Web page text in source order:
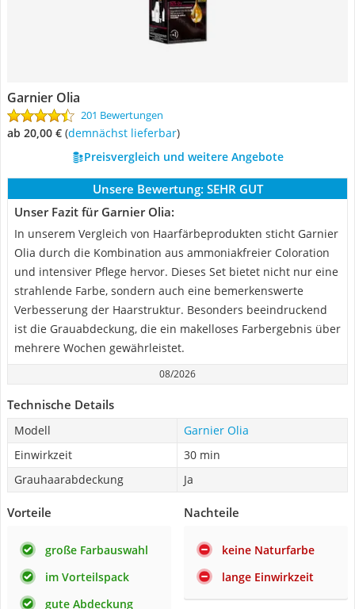
Garnier Olia
201 Bewertungen
ab 20,00 € ( Demnächst lieferbar)
Preisvergleich und weitere Angebote
Unsere Bewertung: SEHR GUT
Unser Fazit für Garnier Olia:
In unserem Vergleich von Haarfärbeprodukten sticht Garnier
Olia durch die Kombination aus ammoniakfreier Coloration
und intensiver Pflege hervor. Dieses Set bietet nicht nur eine
strahlende Farbe, sondern auch eine bemerkenswerte
Verbesserung der Haarstruktur. Besonders beeindruckend
ist die Grauabdeckung, die ein makelloses Farbergebnis über
mehrere Wochen gewährleistet.
08/2026
Technische Details
Modell
Garnier Olia
Einwirkzeit
30 min
Grauhaarabdeckung
Ja
Vorteile
große Farbauswahl
im Vorteilspack
gute Abdeckung
Nachteile
keine Naturfarbe
lange Einwirkzeit